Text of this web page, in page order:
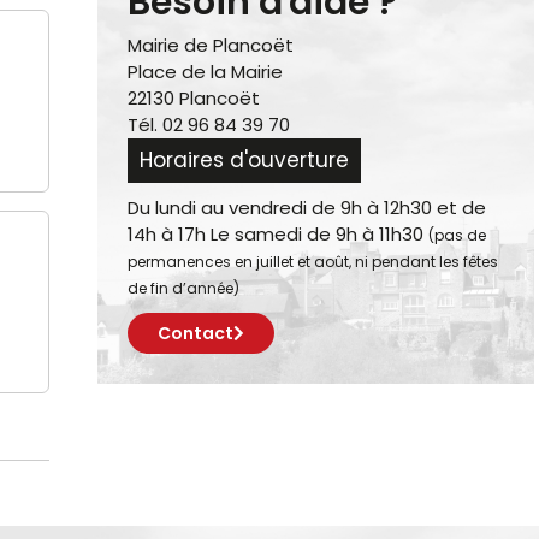
Mairie de Plancoët
Place de la Mairie
22130 Plancoët
Tél. 02 96 84 39 70
Horaires d'ouverture
Du lundi au vendredi de 9h à 12h30 et de
14h à 17h Le samedi de 9h à 11h30 (pas de
permanences en juillet et août, ni pendant les fêtes
de fin d’année)
Contact